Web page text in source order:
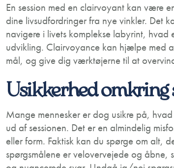
En session med en clairvoyant kan være
dine livsudfordringer fra nye vinkler. Det
navigere i livets komplekse labyrint,
udvikling. Clairvoyance kan hjælpe med
mål, og give dig værktøjerne til at
Usikkerhed omkring
Mange mennesker er dog usikre på,
ud af sessionen. Det er en almindelig
eller form. Faktisk kan du spørge om alt,
spørgsmålene er velovervejede og